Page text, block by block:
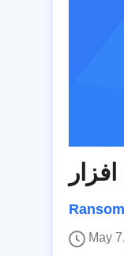
May